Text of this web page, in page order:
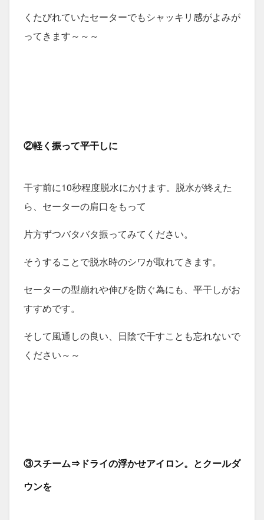
くたびれていたセーターでもシャッキリ感がよみが
ってきます～～～
②軽く振って平干しに
干す前に10秒程度脱水にかけます。脱水が終えた
ら、セーターの肩口をもって
片方ずつバタバタ振ってみてください。
そうすることで脱水時のシワが取れてきます。
セーターの型崩れや伸びを防ぐ為にも、平干しがお
すすめです。
そして風通しの良い、日陰で干すことも忘れないで
ください～～
③スチーム⇒ドライの浮かせアイロン。とクールダ
ウンを